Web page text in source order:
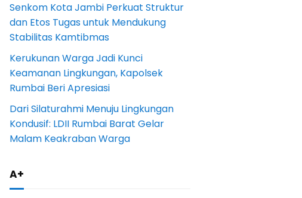
Senkom Kota Jambi Perkuat Struktur
dan Etos Tugas untuk Mendukung
Stabilitas Kamtibmas
Kerukunan Warga Jadi Kunci
Keamanan Lingkungan, Kapolsek
Rumbai Beri Apresiasi
Dari Silaturahmi Menuju Lingkungan
Kondusif: LDII Rumbai Barat Gelar
Malam Keakraban Warga
A+